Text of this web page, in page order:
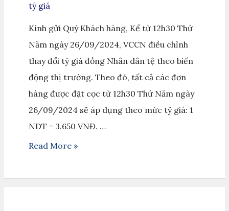
tỷ giá
Kính gửi Quý Khách hàng, Kể từ 12h30 Thứ
Năm ngày 26/09/2024, VCCN điều chỉnh
thay đổi tỷ giá đồng Nhân dân tệ theo biến
động thị trường. Theo đó, tất cả các đơn
hàng được đặt cọc từ 12h30 Thứ Năm ngày
26/09/2024 sẽ áp dụng theo mức tỷ giá: 1
NDT = 3.650 VNĐ. …
Read More »